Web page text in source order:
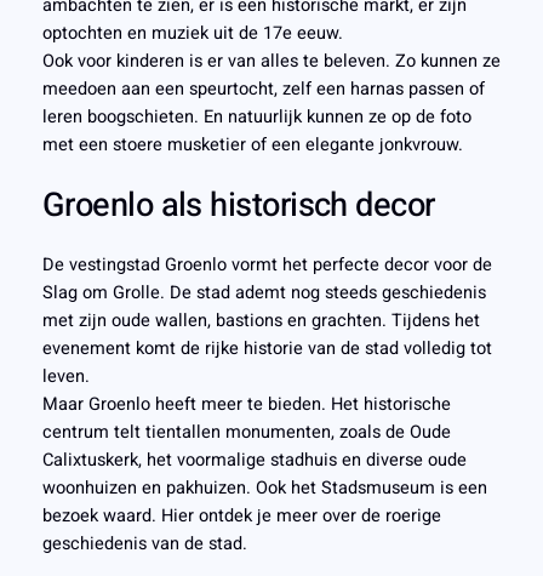
ambachten te zien, er is een historische markt, er zijn
optochten en muziek uit de 17e eeuw.
Ook voor kinderen is er van alles te beleven. Zo kunnen ze
meedoen aan een speurtocht, zelf een harnas passen of
leren boogschieten. En natuurlijk kunnen ze op de foto
met een stoere musketier of een elegante jonkvrouw.
Groenlo als historisch decor
De vestingstad Groenlo vormt het perfecte decor voor de
Slag om Grolle. De stad ademt nog steeds geschiedenis
met zijn oude wallen, bastions en grachten. Tijdens het
evenement komt de rijke historie van de stad volledig tot
leven.
Maar Groenlo heeft meer te bieden. Het historische
centrum telt tientallen monumenten, zoals de Oude
Calixtuskerk, het voormalige stadhuis en diverse oude
woonhuizen en pakhuizen. Ook het Stadsmuseum is een
bezoek waard. Hier ontdek je meer over de roerige
geschiedenis van de stad.